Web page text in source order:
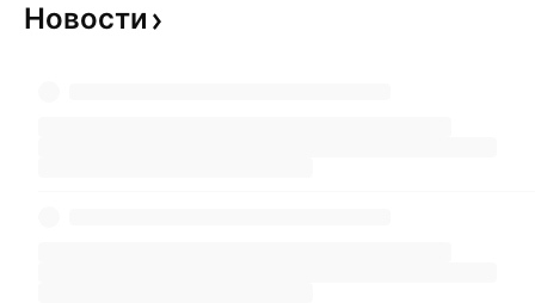
Новости